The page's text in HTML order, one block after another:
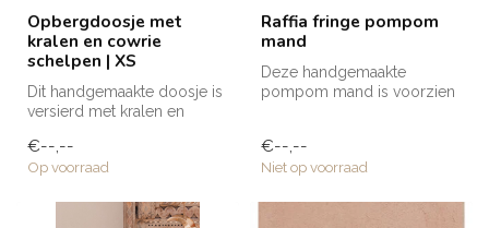
Opbergdoosje met
kralen en cowrie
schelpen | XS
Dit handgemaakte doosje is
versierd met kralen en
voorzien...
€--,--
Op voorraad
Raffia fringe pompom
mand
Deze handgemaakte
pompom mand is voorzien
€--,--
Niet op voorraad